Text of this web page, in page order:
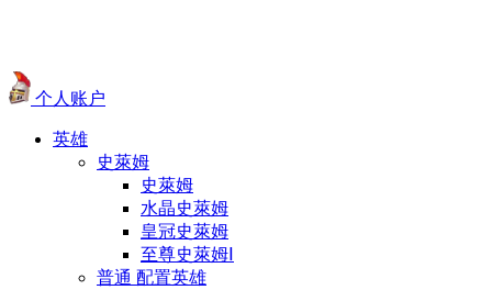
个人账户
英雄
史萊姆
史萊姆
水晶史萊姆
皇冠史萊姆
至尊史萊姆Ⅰ
普通 配置英雄